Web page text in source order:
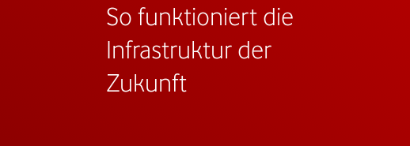
So funktioniert die
Infrastruktur der
Zukunft